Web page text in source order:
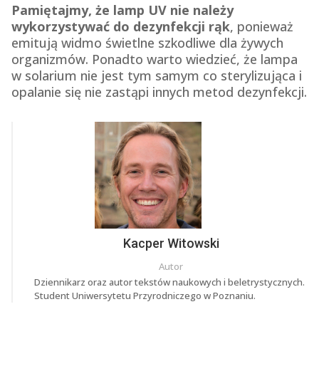
Pamiętajmy, że lamp UV nie należy
wykorzystywać do dezynfekcji rąk, ponieważ
emitują widmo świetlne szkodliwe dla żywych
organizmów. Ponadto warto wiedzieć, że lampa
w solarium nie jest tym samym co sterylizująca i
opalanie się nie zastąpi innych metod dezynfekcji.
Kacper Witowski
Autor
Dziennikarz oraz autor tekstów naukowych i beletrystycznych.
Student Uniwersytetu Przyrodniczego w Poznaniu.